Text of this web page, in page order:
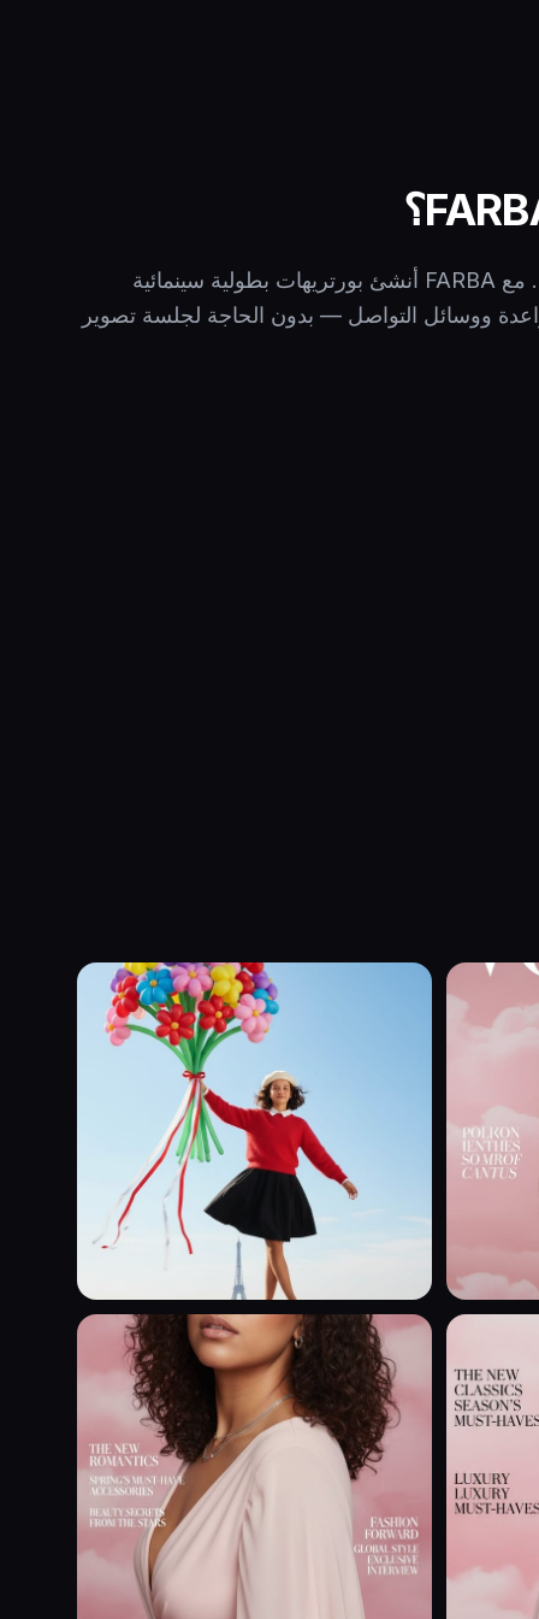
الانطباع الأول هو كل شيء. مع FARBA أنشئ بورتريهات بطولية سينمائية
ووسائل التواصل — بدون الحاجة لجلسة تصوير